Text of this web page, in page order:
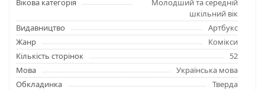
Вікова категорія
Молодший та середній
шкільний вік
Видавництво
Артбукс
Жанр
Комікси
Кількість сторінок
52
Мова
Українська мова
Обкладинка
Тверда